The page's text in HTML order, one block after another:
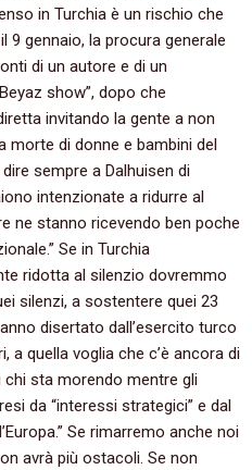
in Turchia è un rischio che
‬9‭ ‬gennaio,‭ ‬la procura generale
di un autore e di un
show‭”‬,‭ ‬dopo che
invitando la gente a non
morte di donne e bambini del
sempre a Dalhuisen di
intenzionate a ridurre al
ne stanno ricevendo ben poche
‬Se in Turchia
ridotta al silenzio dovremmo
silenzi,‭ ‬a sostentere quei‭ ‬23‭
disertato dall’esercito turco
‬a quella voglia che c’è ancora di
chi sta morendo mentre gli‭
da‭ “‬interessi strategici‭” ‬e dal‭
‬Se rimarremo anche noi
avrà più ostacoli.‭ ‬Se non